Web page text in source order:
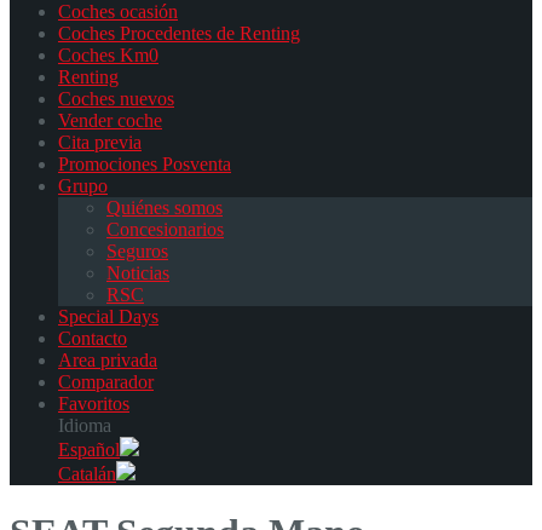
Coches ocasión
Coches Procedentes de Renting
Coches Km0
Renting
Coches nuevos
Vender coche
Cita previa
Promociones Posventa
Grupo
Quiénes somos
Concesionarios
Seguros
Noticias
RSC
Special Days
Contacto
Area privada
Comparador
Favoritos
Idioma
Español
Catalán